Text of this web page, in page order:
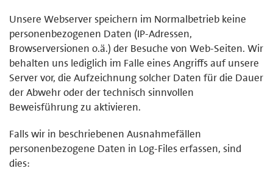
Unsere Webserver speichern im Normalbetrieb keine
personenbezogenen Daten (IP-Adressen,
Browserversionen o.ä.) der Besuche von Web-Seiten. Wir
behalten uns lediglich im Falle eines Angriffs auf unsere
Server vor, die Aufzeichnung solcher Daten für die Dauer
der Abwehr oder der technisch sinnvollen
Beweisführung zu aktivieren.
Falls wir in beschriebenen Ausnahmefällen
personenbezogene Daten in Log-Files erfassen, sind
dies: